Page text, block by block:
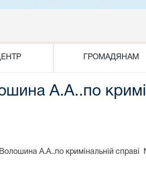
ГРОМАДЯНАМ
А.А..по
Волошина А.А..по кримінальній